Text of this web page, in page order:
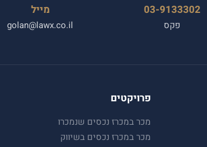
03-9133302
פקס
מייל
golan@lawx.co.il
פרויקטים
מכר במכרז נכסים שנמכרו
מכר במכרז נכסים בשיווק